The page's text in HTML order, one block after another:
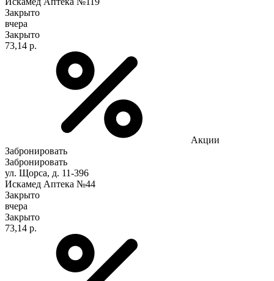
Закрыто
вчера
Закрыто
73,14 р.
Акции
Забронировать
Забронировать
ул. Щорса, д. 11-396
Искамед Аптека №44
Закрыто
вчера
Закрыто
73,14 р.